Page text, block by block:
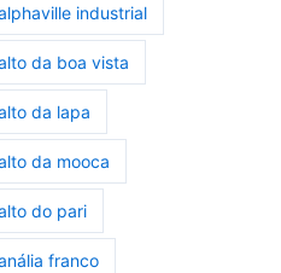
industrial
da boa vista
da lapa
da mooca
do pari
franco